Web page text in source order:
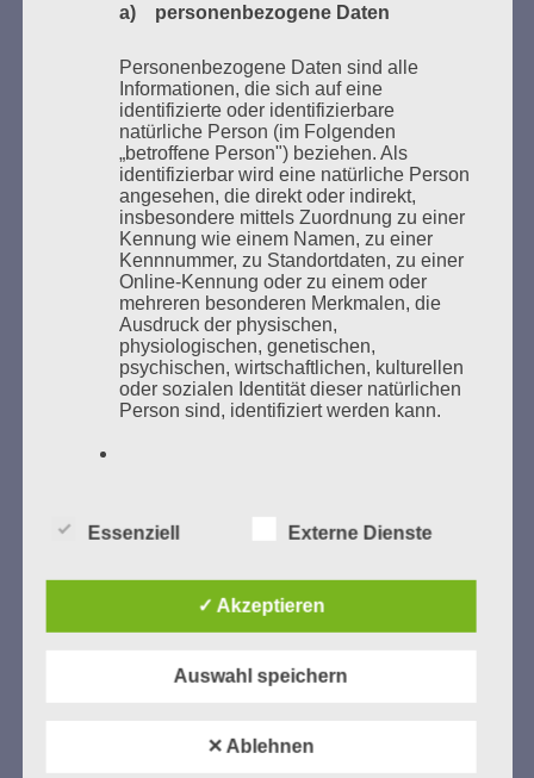
Zum 26. Mal gibt es eine Marathonlesung anlässlich
des Gedenkens an die Verbrennung von Büchern am
Kaifu-Ufer – genau an dem Ort, wo im Mai 1933 NS-
Studentenorganisationen und Burschenschaftler
Bücher verbrannten.
Weitere Informationen: lesezeichen-setzen.de
GEDENKEN UND ERINNERN BEGINNT IN
UNSERER NACHBARSCHAFT
Zum 13. Monat des Gedenkens in Hamburg-
Gedenken als Erinnerung für eine Zukunft, die ein
a) personenbezogene Daten
Personenbezogene Daten sind alle
Informationen, die sich auf eine
identifizierte oder identifizierbare
natürliche Person (im Folgenden
„betroffene Person") beziehen. Als
identifizierbar wird eine natürliche Person
angesehen, die direkt oder indirekt,
insbesondere mittels Zuordnung zu einer
Kennung wie einem Namen, zu einer
Kennnummer, zu Standortdaten, zu einer
Online-Kennung oder zu einem oder
mehreren besonderen Merkmalen, die
Ausdruck der physischen,
physiologischen, genetischen,
psychischen, wirtschaftlichen, kulturellen
oder sozialen Identität dieser natürlichen
Person sind, identifiziert werden kann.
Betroffene Person ist jede identifizierte
deren personenbezogene Daten von dem
für die Verarbeitung Verantwortlichen
verarbeitet werden.
Verarbeitung ist jeder mit oder ohne Hilfe
Essenziell Externe Dienste
✓ Akzeptieren
Auswahl speichern
✕ Ablehnen